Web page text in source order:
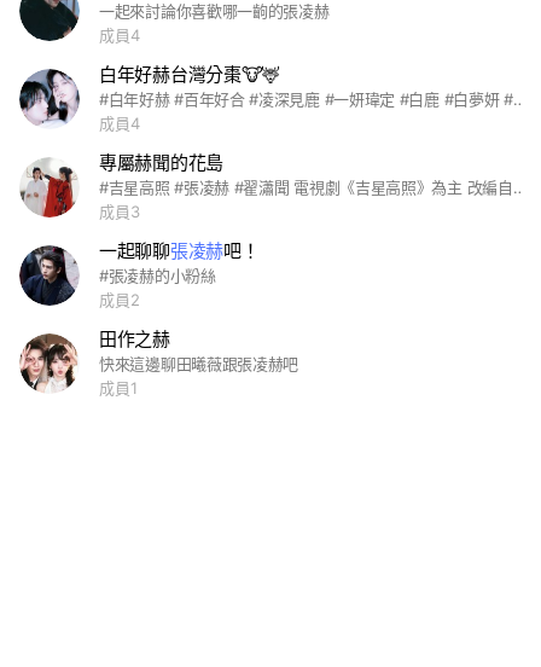
一起來討論你喜歡哪一齣的張凌赫
成員4
白年好赫台灣分棗🐮🦌
#白年好赫 #百年好合 #凌深見鹿 #一妍瑋定 #白鹿 #白夢妍 #張凌赫 #張家瑋 #寧安如夢 #一百萬個約定
成員4
專屬赫聞的花島
#吉星高照 #張凌赫 #翟瀟聞 電視劇《吉星高照》為主 改編自《天官賜福》 嗑主演張凌赫、翟瀟聞 喜歡他們或想討論劇情的歡迎進來🥳
成員3
一起聊聊張凌赫吧！
#張凌赫的小粉絲
成員2
田作之赫
快來這邊聊田曦薇跟張凌赫吧
成員1